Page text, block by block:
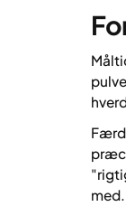
med.